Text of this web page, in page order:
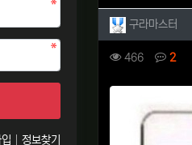
작성자 정보
구라마스터
컨텐츠 정보
466조회 2댓글
본문
정보찾기